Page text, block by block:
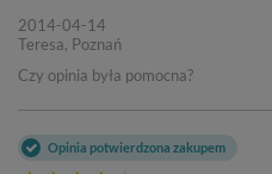
2014-04-14
Teresa, Poznań
Czy opinia była pomocna?
Opinia potwierdzona zakupem